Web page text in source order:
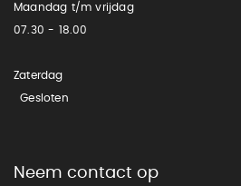
Maandag t/m vrijdag
07.30 - 18.00
Zaterdag
Gesloten
Neem contact op